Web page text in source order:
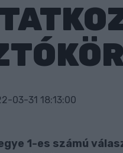
03-31 18:13:00
1-es számú